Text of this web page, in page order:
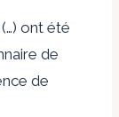
ont été
de
de